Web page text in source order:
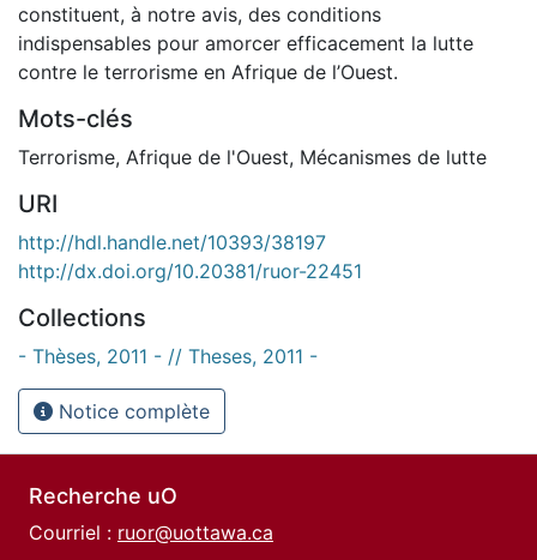
constituent, à notre avis, des conditions
indispensables pour amorcer efficacement la lutte
contre le terrorisme en Afrique de l’Ouest.
Mots-clés
Terrorisme, Afrique de l'Ouest, Mécanismes de lutte
URI
http://hdl.handle.net/10393/38197
http://dx.doi.org/10.20381/ruor-22451
Collections
- Thèses, 2011 - // Theses, 2011 -
Notice complète
Recherche uO
Courriel : ruor@uottawa.ca